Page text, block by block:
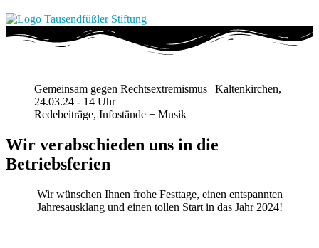
Gemeinsam gegen Rechtsextremismus | Kaltenkirchen,
24.03.24 - 14 Uhr
Redebeiträge, Infostände + Musik
Wir verabschieden uns in die
Betriebsferien
Wir wünschen Ihnen frohe Festtage, einen entspannten
Jahresausklang und einen tollen Start in das Jahr 2024!